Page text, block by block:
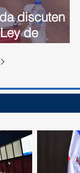
discuten
de